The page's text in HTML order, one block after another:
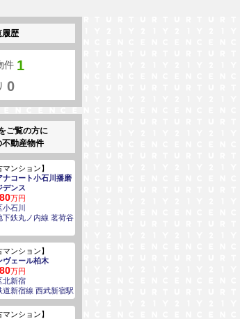
履歴
件 1
0
ご覧の方に
不動産物件
マンション】
ナコート小石川播磨
デンス
万円
石川
下鉄丸ノ内線 茗荷谷
マンション】
ヴェール柏木
万円
北新宿
道新宿線 西武新宿駅
マンション】